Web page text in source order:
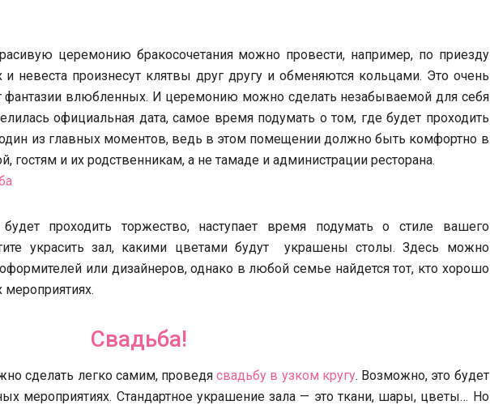
церемонию бракосочетания можно провести, например, по приезду
невеста произнесут клятвы друг другу и обменяются кольцами. Это очень
фантазии влюбленных. И церемонию можно сделать незабываемой для себя
официальная дата, самое время подумать о том, где будет проходить
один из главных моментов, ведь в этом помещении должно быть комфортно в
гостям и их родственникам, а не тамаде и администрации ресторана.
проходить торжество, наступает время подумать о стиле вашего
украсить зал, какими цветами будут украшены столы. Здесь можно
или дизайнеров, однако в любой семье найдется тот, кто хорошо
мероприятиях.
Свадьба!
сделать легко самим, проведясвадьбу в узком кругу. Возможно, это будет
мероприятиях. Стандартное украшение зала — это ткани, шары, цветы… Но